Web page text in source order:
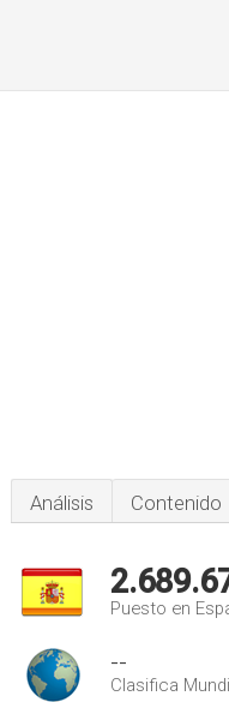
Análisis Contenido
Puesto en
--
Clasifica